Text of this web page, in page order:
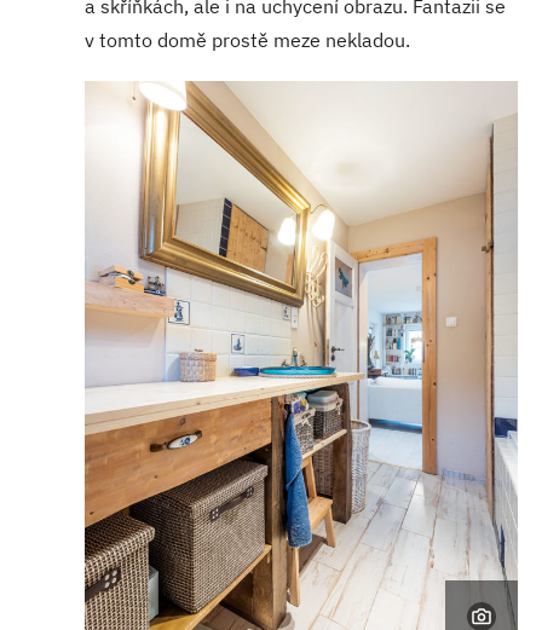
a skříňkách, ale i na uchycení obrazu. Fantazii se
v tomto domě prostě meze nekladou.